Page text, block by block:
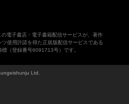
電子書店・電子書籍配信サービスが、著作
ツ使用許諾を得た正規版配信サービスである
標（登録番号6091713号）です。
Ltd.